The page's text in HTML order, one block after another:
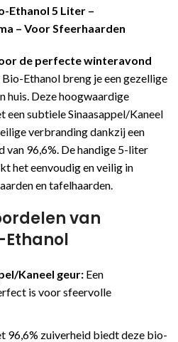
Ethanol 5 Liter –
– Voor Sfeerhaarden
de perfecte winteravond
Ethanol breng je een gezellige
huis. Deze hoogwaardige
subtiele Sinaasappel/Kaneel
verbranding dankzij een
van 96,6%. De handige 5-liter
het eenvoudig en veilig in
en tafelhaarden.
van
Ethanol
Kaneel geur: Een
is voor sfeervolle
96,6% zuiverheid biedt deze bio-